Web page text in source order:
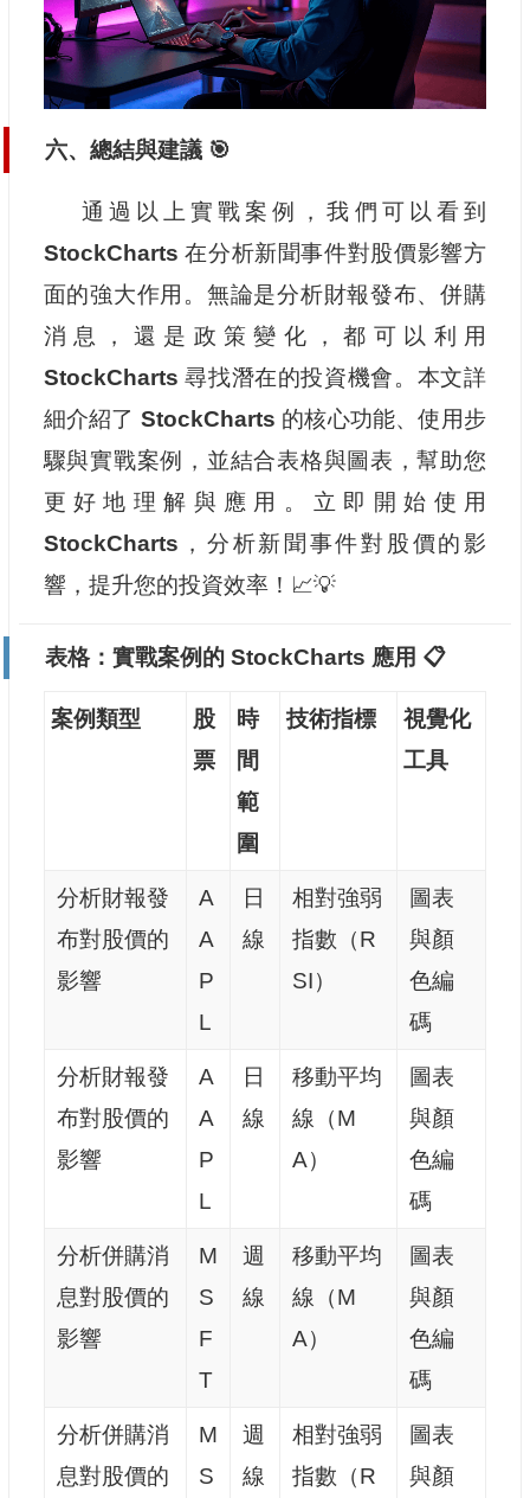
六、總結與建議 🎯
通過以上實戰案例，我們可以看到
StockCharts 在分析新聞事件對股價影響方
面的強大作用。無論是分析財報發布、併購
消息，還是政策變化，都可以利用
StockCharts 尋找潛在的投資機會。本文詳
細介紹了 StockCharts 的核心功能、使用步
驟與實戰案例，並結合表格與圖表，幫助您
更好地理解與應用。立即開始使用
StockCharts ，分析新聞事件對股價的影
響，提升您的投資效率！📈💡
表格：實戰案例的 StockCharts 應用 📋
案例類型
股
票
時
間
範
圍
技術指標
視覺化
工具
分析財報發
布對股價的
影響
A
A
P
L
日
線
相對強弱
指數（R
SI）
圖表
與顏
色編
碼
分析財報發
布對股價的
影響
A
A
P
L
日
線
移動平均
線（M
A）
圖表
與顏
色編
碼
分析併購消
息對股價的
影響
M
S
F
T
週
線
移動平均
線（M
A）
圖表
與顏
色編
碼
分析併購消
息對股價的
M
S
週
線
相對強弱
指數（R
圖表
與顏